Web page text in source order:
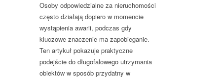
Osoby odpowiedzialne za nieruchomości
często działają dopiero w momencie
wystąpienia awarii, podczas gdy
kluczowe znaczenie ma zapobieganie.
Ten artykuł pokazuje praktyczne
podejście do długofalowego utrzymania
obiektów w sposób przydatny w